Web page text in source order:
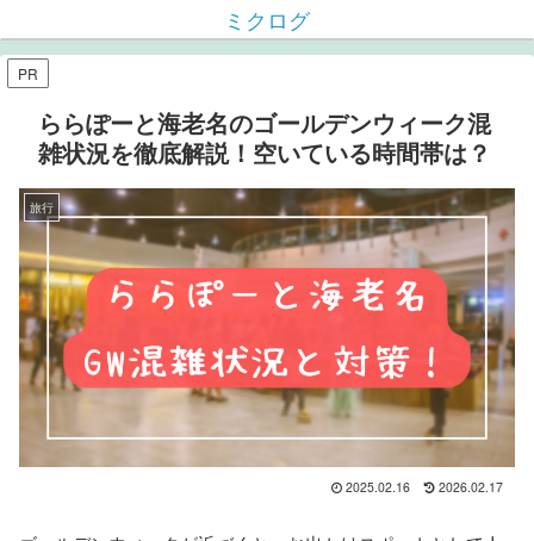
ミクログ
PR
ららぽーと海老名のゴールデンウィーク混
雑状況を徹底解説！空いている時間帯は？
旅行
2025.02.16 2026.02.17